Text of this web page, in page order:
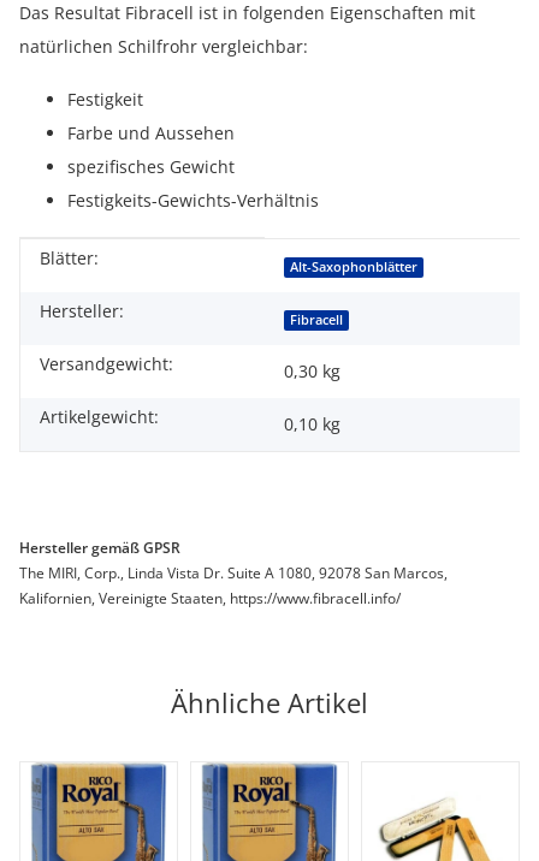
Das Resultat Fibracell ist in folgenden Eigenschaften mit
natürlichen Schilfrohr vergleichbar:
Festigkeit
Farbe und Aussehen
spezifisches Gewicht
Festigkeits-Gewichts-Verhältnis
Produkteigenschaft
Wert
Blätter: Alt-Saxophonblätter
Hersteller: Fibracell
Versandgewicht:
0,30 kg
Artikelgewicht:
0,10 kg
Hersteller gemäß GPSR
The MIRI, Corp., Linda Vista Dr. Suite A 1080, 92078 San Marcos,
Kalifornien, Vereinigte Staaten, https://www.fibracell.info/
Ähnliche Artikel